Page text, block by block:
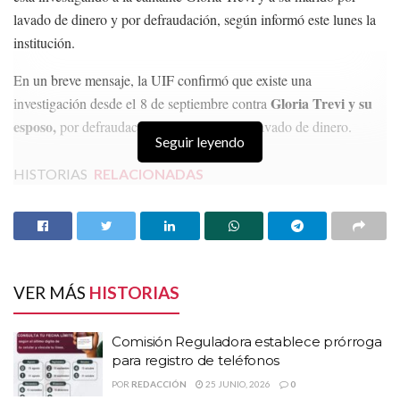
lavado de dinero y por defraudación, según informó este lunes la
institución.
En un breve mensaje, la UIF confirmó que existe una
investigación desde el 8 de septiembre contra Gloria Trevi y su
esposo,por defraudación fiscal y presunto lavado de dinero.
HISTORIAS RELACIONADAS
Comisión Reguladora establece prórroga para
registro de teléfonos
colaboradora; “Te crees respaldada por
Monreal”
Se registran 56 policías asesinados en gobierno
de Claudia Sheinbaum; van 282 en 2024
De acuerdo con medios nacionales, en las últimas horas que la
Seguir leyendo
VER MÁS HISTORIAS
Comisión Reguladora establece prórroga
para registro de teléfonos
POR REDACCIÓN 25 JUNIO, 2026 0